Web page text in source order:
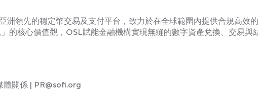
洲領先的穩定幣交易及支付平台，致力於在全球範圍內提供合規高效
的核心價值觀，OSL賦能金融機構實現無縫的數字資產兌換、交易與
體關係 | PR@sofi.org